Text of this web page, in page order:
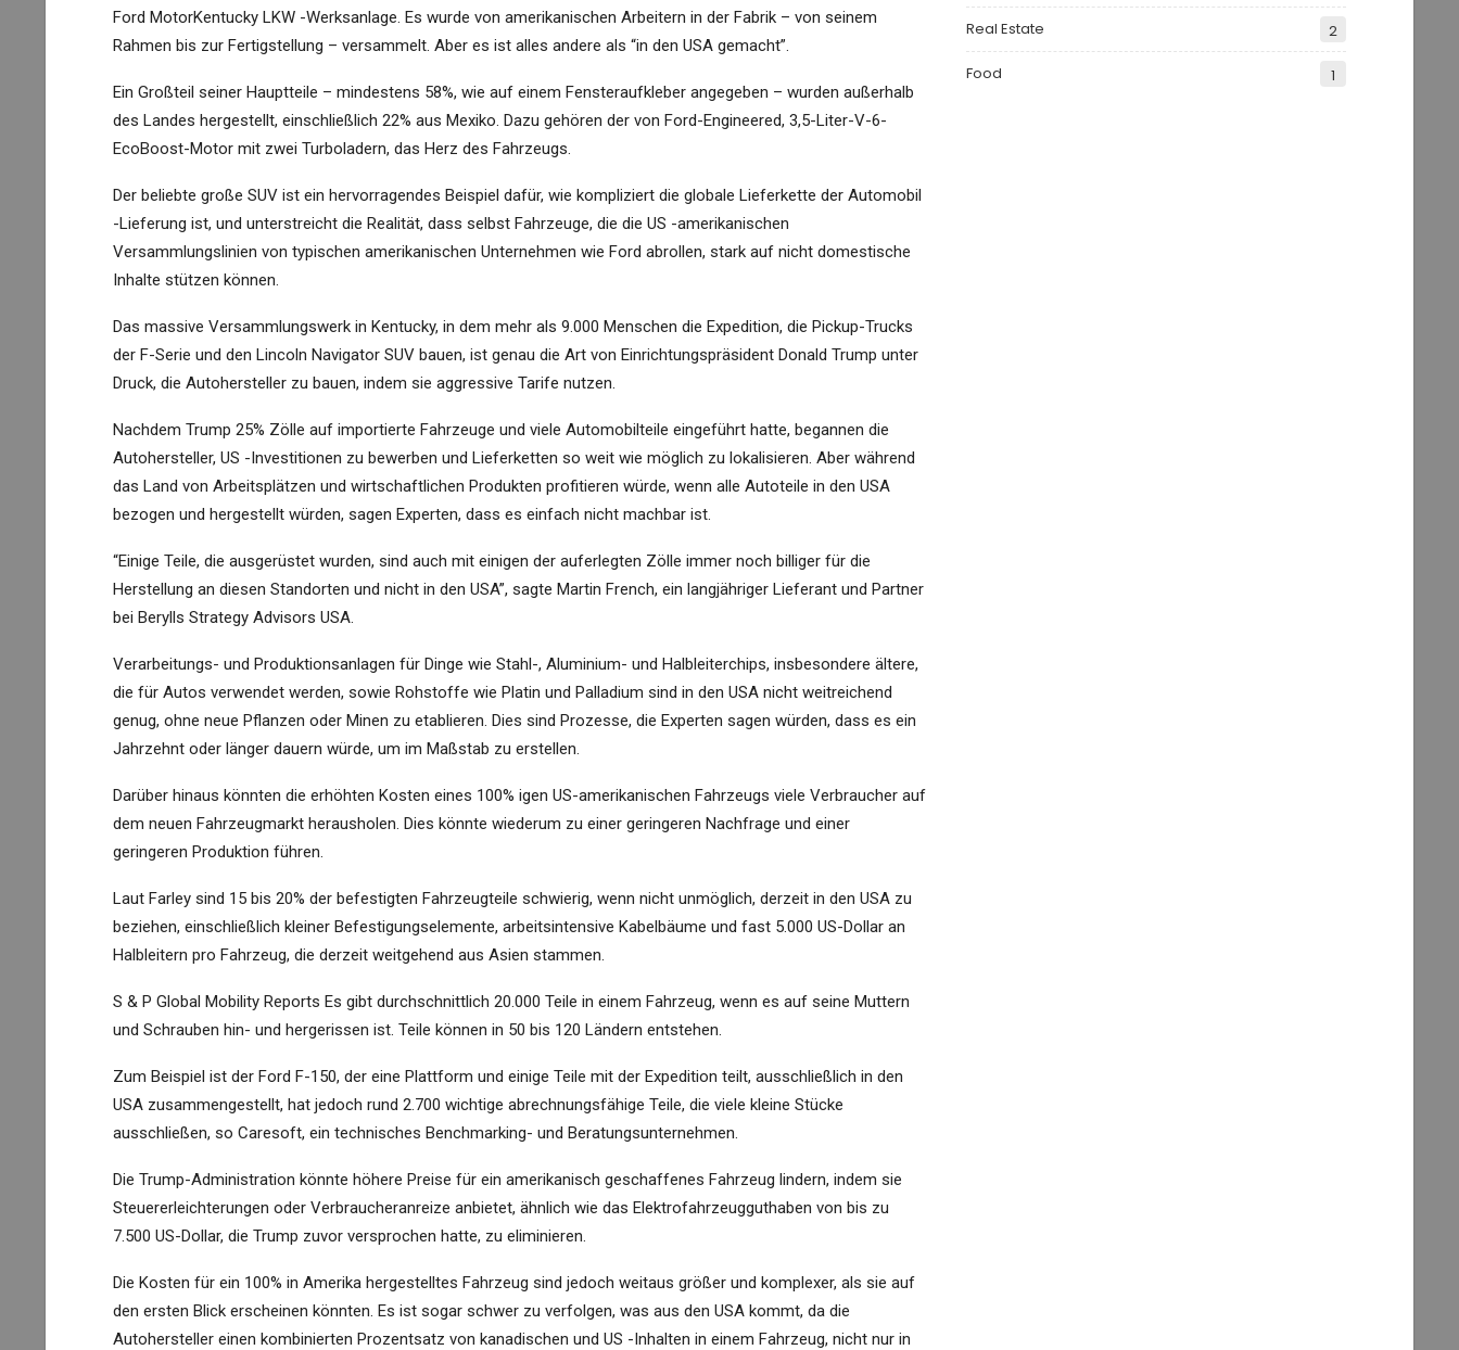
Ford MotorKentucky LKW -Werksanlage. Es wurde von amerikanischen Arbeitern in der Fabrik – von seinem
Rahmen bis zur Fertigstellung – versammelt. Aber es ist alles andere als “in den USA gemacht”.
Ein Großteil seiner Hauptteile – mindestens 58%, wie auf einem Fensteraufkleber angegeben – wurden außerhalb
des Landes hergestellt, einschließlich 22% aus Mexiko. Dazu gehören der von Ford-Engineered, 3,5-Liter-V-6-
EcoBoost-Motor mit zwei Turboladern, das Herz des Fahrzeugs.
Der beliebte große SUV ist ein hervorragendes Beispiel dafür, wie kompliziert die globale Lieferkette der Automobil
-Lieferung ist, und unterstreicht die Realität, dass selbst Fahrzeuge, die die US -amerikanischen
Versammlungslinien von typischen amerikanischen Unternehmen wie Ford abrollen, stark auf nicht domestische
Inhalte stützen können.
Das massive Versammlungswerk in Kentucky, in dem mehr als 9.000 Menschen die Expedition, die Pickup-Trucks
der F-Serie und den Lincoln Navigator SUV bauen, ist genau die Art von Einrichtungspräsident Donald Trump unter
Druck, die Autohersteller zu bauen, indem sie aggressive Tarife nutzen.
Nachdem Trump 25% Zölle auf importierte Fahrzeuge und viele Automobilteile eingeführt hatte, begannen die
Autohersteller, US -Investitionen zu bewerben und Lieferketten so weit wie möglich zu lokalisieren. Aber während
das Land von Arbeitsplätzen und wirtschaftlichen Produkten profitieren würde, wenn alle Autoteile in den USA
bezogen und hergestellt würden, sagen Experten, dass es einfach nicht machbar ist.
“Einige Teile, die ausgerüstet wurden, sind auch mit einigen der auferlegten Zölle immer noch billiger für die
Herstellung an diesen Standorten und nicht in den USA”, sagte Martin French, ein langjähriger Lieferant und Partner
bei Berylls Strategy Advisors USA.
Verarbeitungs- und Produktionsanlagen für Dinge wie Stahl-, Aluminium- und Halbleiterchips, insbesondere ältere,
die für Autos verwendet werden, sowie Rohstoffe wie Platin und Palladium sind in den USA nicht weitreichend
genug, ohne neue Pflanzen oder Minen zu etablieren. Dies sind Prozesse, die Experten sagen würden, dass es ein
Jahrzehnt oder länger dauern würde, um im Maßstab zu erstellen.
Darüber hinaus könnten die erhöhten Kosten eines 100% igen US-amerikanischen Fahrzeugs viele Verbraucher auf
dem neuen Fahrzeugmarkt herausholen. Dies könnte wiederum zu einer geringeren Nachfrage und einer
geringeren Produktion führen.
Laut Farley sind 15 bis 20% der befestigten Fahrzeugteile schwierig, wenn nicht unmöglich, derzeit in den USA zu
beziehen, einschließlich kleiner Befestigungselemente, arbeitsintensive Kabelbäume und fast 5.000 US-Dollar an
Halbleitern pro Fahrzeug, die derzeit weitgehend aus Asien stammen.
S & P Global Mobility Reports Es gibt durchschnittlich 20.000 Teile in einem Fahrzeug, wenn es auf seine Muttern
und Schrauben hin- und hergerissen ist. Teile können in 50 bis 120 Ländern entstehen.
Zum Beispiel ist der Ford F-150, der eine Plattform und einige Teile mit der Expedition teilt, ausschließlich in den
USA zusammengestellt, hat jedoch rund 2.700 wichtige abrechnungsfähige Teile, die viele kleine Stücke
ausschließen, so Caresoft, ein technisches Benchmarking- und Beratungsunternehmen.
Die Trump-Administration könnte höhere Preise für ein amerikanisch geschaffenes Fahrzeug lindern, indem sie
Steuererleichterungen oder Verbraucheranreize anbietet, ähnlich wie das Elektrofahrzeugguthaben von bis zu
7.500 US-Dollar, die Trump zuvor versprochen hatte, zu eliminieren.
Die Kosten für ein 100% in Amerika hergestelltes Fahrzeug sind jedoch weitaus größer und komplexer, als sie auf
den ersten Blick erscheinen könnten. Es ist sogar schwer zu verfolgen, was aus den USA kommt, da die
Autohersteller einen kombinierten Prozentsatz von kanadischen und US -Inhalten in einem Fahrzeug, nicht nur in
Real Estate 2
Food 1